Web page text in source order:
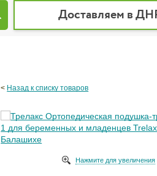
Доставляем в
< Назад к списку товаров
Нажмите для увеличения